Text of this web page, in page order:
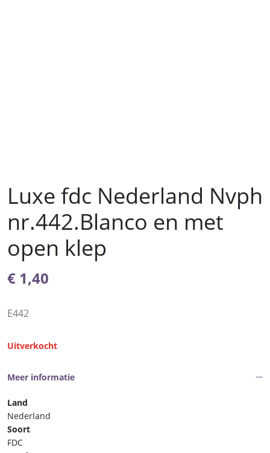
Luxe fdc Nederland Nvph
nr.442.Blanco en met
open klep
€ 1,40
E442
Uitverkocht
Meer informatie
Land
Nederland
Soort
FDC